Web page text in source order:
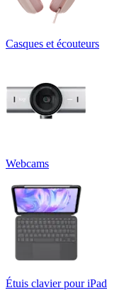
Casques et écouteurs
Webcams
Étuis clavier pour iPad